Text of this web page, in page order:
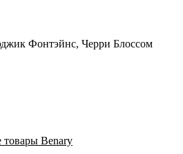
Фонтэйнс, Черри Блоссом
товары Benary